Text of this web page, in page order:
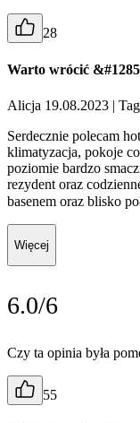
28
Warto wrócić
Alicja 19.08.2023 |
Serdecznie polecam
klimatyzacja, pokoje
poziomie bardzo
rezydent oraz
basenem oraz blisko
Więcej
6.0/6
Czy ta opinia była
55